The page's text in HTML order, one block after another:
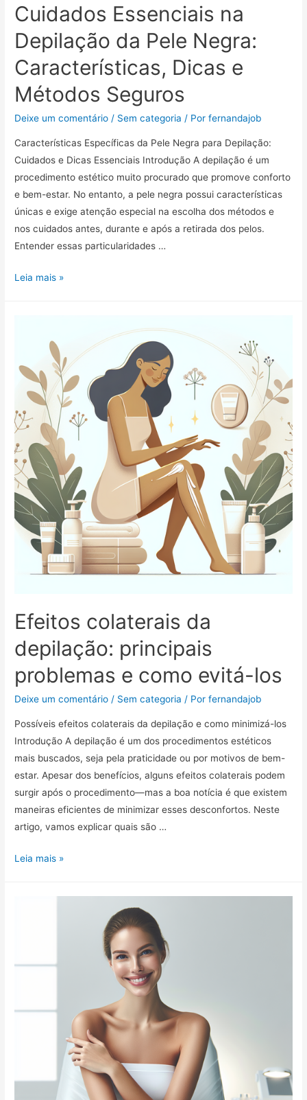
Cuidados Essenciais na
Depilação da Pele Negra:
Características, Dicas e
Métodos Seguros
Deixe um comentário / Sem categoria / Porfernandajob
Características Específicas da Pele Negra para Depilação:
Cuidados e Dicas Essenciais Introdução A depilação é um
procedimento estético muito procurado que promove conforto
e bem-estar. No entanto, a pele negra possui características
únicas e exige atenção especial na escolha dos métodos e
nos cuidados antes, durante e após a retirada dos pelos.
Entender essas particularidades …
Cuidados
Pele
Negra:
Características,
Dicas
e
Métodos
Seguros
Leia mais »
Efeitos colaterais da
depilação: principais
problemas e como evitá-los
Deixe um comentário / Sem categoria / Porfernandajob
Possíveis efeitos colaterais da depilação e como minimizá-los
Introdução A depilação é um dos procedimentos estéticos
mais buscados, seja pela praticidade ou por motivos de bem-
estar. Apesar dos benefícios, alguns efeitos colaterais podem
surgir após o procedimento—mas a boa notícia é que existem
maneiras eficientes de minimizar esses desconfortos. Neste
artigo, vamos explicar quais são …
Efeitos
los
Leia mais »